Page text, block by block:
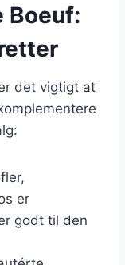
Boeuf:
det vigtigt at
er
godt til den